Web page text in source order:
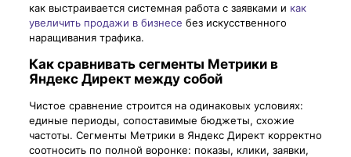
как выстраивается системная работа с заявками и как
увеличить продажи в бизнесе без искусственного
наращивания трафика.
Как сравнивать сегменты Метрики в
Яндекс Директ между собой
Чистое сравнение строится на одинаковых условиях:
единые периоды, сопоставимые бюджеты, схожие
частоты. Сегменты Метрики в Яндекс Директ корректно
соотносить по полной воронке: показы, клики, заявки,